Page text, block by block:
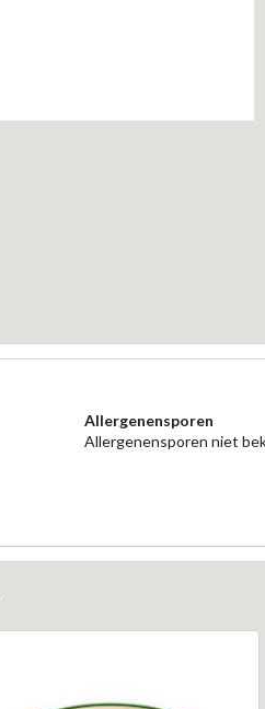
Allergenensporen
Allergenensporen niet